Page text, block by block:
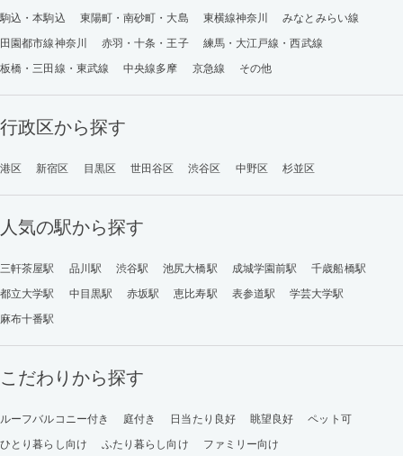
駒込・本駒込
東陽町・南砂町・大島 東横線神奈川
みなとみらい線
田園都市線神奈川
赤羽・十条・王子
練馬・大江戸線・西武線
板橋・三田線・東武線
中央線多摩 京急線 その他
行政区から探す
港区 新宿区 目黒区 世田谷区 渋谷区 中野区 杉並区
人気の駅から探す
三軒茶屋駅 品川駅 渋谷駅 池尻大橋駅 成城学園前駅
千歳船橋駅
都立大学駅
中目黒駅 赤坂駅 恵比寿駅 表参道駅
学芸大学駅
麻布十番駅
こだわりから探す
ルーフバルコニー付き 庭付き 日当たり良好 眺望良好
ペット可
ひとり暮らし向け
ふたり暮らし向け ファミリー向け